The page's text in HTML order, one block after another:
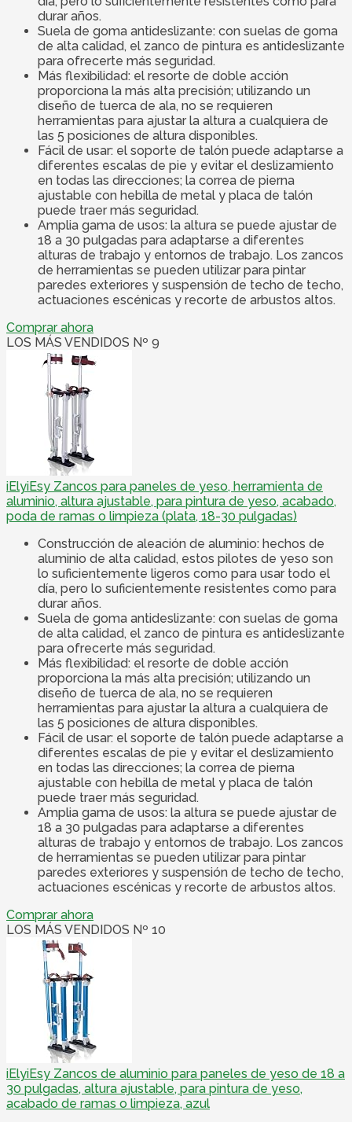
durar años.
Suela de goma antideslizante: con suelas de goma
de alta calidad, el zanco de pintura es antideslizante
para ofrecerte más seguridad.
Más flexibilidad: el resorte de doble acción
proporciona la más alta precisión; utilizando un
diseño de tuerca de ala, no se requieren
herramientas para ajustar la altura a cualquiera de
las 5 posiciones de altura disponibles.
Fácil de usar: el soporte de talón puede adaptarse a
diferentes escalas de pie y evitar el deslizamiento
en todas las direcciones; la correa de pierna
ajustable con hebilla de metal y placa de talón
puede traer más seguridad.
Amplia gama de usos: la altura se puede ajustar de
18 a 30 pulgadas para adaptarse a diferentes
alturas de trabajo y entornos de trabajo. Los zancos
de herramientas se pueden utilizar para pintar
paredes exteriores y suspensión de techo de techo,
actuaciones escénicas y recorte de arbustos altos.
Comprar ahora
LOS MÁS VENDIDOS Nº 9
iElyiEsy Zancos para paneles de yeso, herramienta de
aluminio, altura ajustable, para pintura de yeso, acabado,
poda de ramas o limpieza (plata, 18-30 pulgadas)
Construcción de aleación de aluminio: hechos de
aluminio de alta calidad, estos pilotes de yeso son
lo suficientemente ligeros como para usar todo el
día, pero lo suficientemente resistentes como para
durar años.
Suela de goma antideslizante: con suelas de goma
de alta calidad, el zanco de pintura es antideslizante
para ofrecerte más seguridad.
Más flexibilidad: el resorte de doble acción
proporciona la más alta precisión; utilizando un
diseño de tuerca de ala, no se requieren
herramientas para ajustar la altura a cualquiera de
las 5 posiciones de altura disponibles.
Fácil de usar: el soporte de talón puede adaptarse a
diferentes escalas de pie y evitar el deslizamiento
en todas las direcciones; la correa de pierna
ajustable con hebilla de metal y placa de talón
puede traer más seguridad.
Amplia gama de usos: la altura se puede ajustar de
18 a 30 pulgadas para adaptarse a diferentes
alturas de trabajo y entornos de trabajo. Los zancos
de herramientas se pueden utilizar para pintar
paredes exteriores y suspensión de techo de techo,
actuaciones escénicas y recorte de arbustos altos.
Comprar ahora
LOS MÁS VENDIDOS Nº 10
iElyiEsy Zancos de aluminio para paneles de yeso de 18 a
30 pulgadas, altura ajustable, para pintura de yeso,
acabado de ramas o limpieza, azul